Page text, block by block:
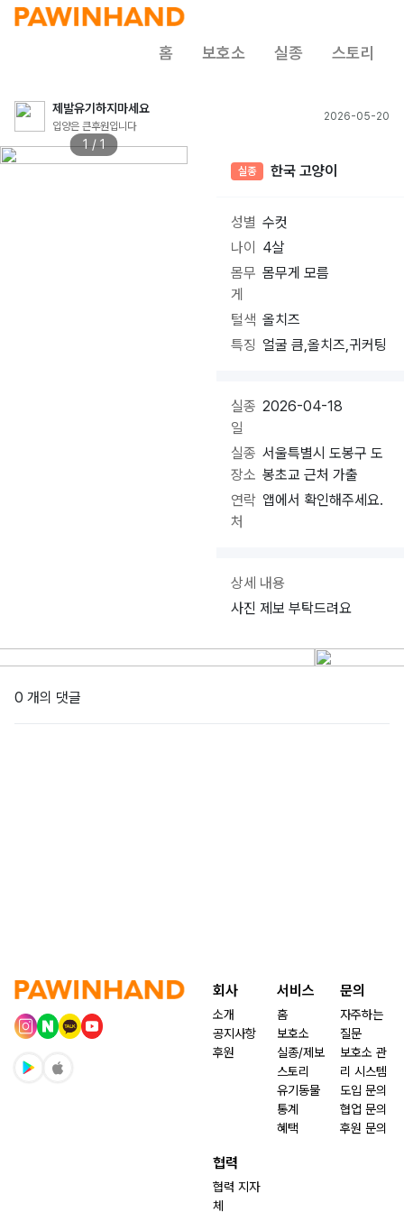
홈 보호소 실종 스토리
제발유기하지마세요
입양은 큰후원입니다
2026-05-20
1 / 1
실종 한국 고양이
성별 수컷
나이
4살
몸무
게
몸무게 모름
털색 올치즈
특징 얼굴 큼,올치즈,귀커팅
실종
일
2026-04-18
실종
장소
서울특별시 도봉구 도
봉초교 근처 가출
연락
처
앱에서 확인해주세요.
상세 내용
사진 제보 부탁드려요
0 개의 댓글
회사
소개
공지사항
후원
서비스
홈
보호소
실종/제보
스토리
유기동물
통계
혜택
문의
자주하는
질문
보호소 관
리 시스템
도입 문의
협업 문의
후원 문의
협력
협력 지자
체